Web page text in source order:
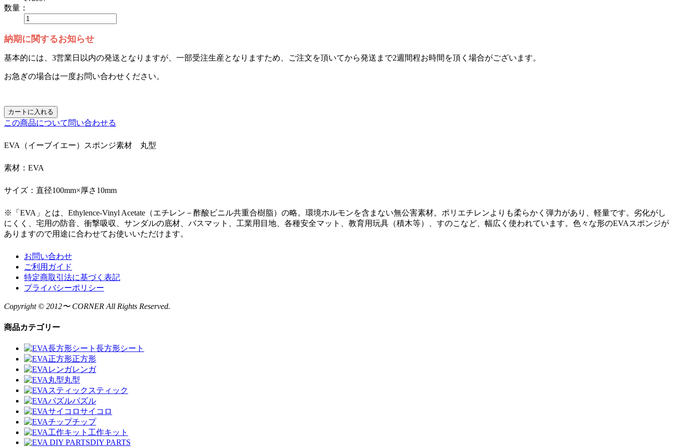
数量：
納期に関するお知らせ
基本的には、3営業日以内の発送となりますが、一部受注生産となりますため、ご注文を頂いてから発送まで2週間程お時間を頂く場合がございます。
お急ぎの場合は一度お問い合わせください。
カートに入れる
この商品について問い合わせる
EVA（イーブイエー）スポンジ素材 丸型
素材：EVA
サイズ：直径100mm×厚さ10mm
※「EVA」とは、Ethylence-Vinyl Acetate（エチレン－酢酸ビニル共重合樹脂）の略。環境ホルモンを含まない無公害素材。ポリエチレンよりも柔らかく弾力があり、軽量です。劣化がし
にくく、宅用の防音、衝撃吸収、サンダルの底材、バスマット、工業用目地、各種安全マット、教育用玩具（積木等）、すのこなど、幅広く使われています。色々な形のEVAスポンジが
ありますので用途に合わせてお使いいただけます。
お問い合わせ
ご利用ガイド
特定商取引法に基づく表記
プライバシーポリシー
Copyright © 2012〜 CORNER All Rights Reserved.
商品カテゴリー
長方形シート
正方形
レンガ
丸型
スティック
パズル
サイコロ
チップ
工作キット
DIY PARTS